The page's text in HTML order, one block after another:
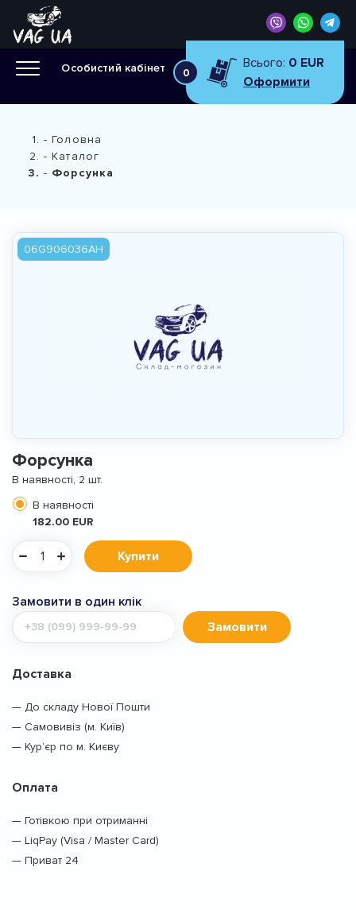
Особистий кабінет 0
Всього: 0 EUR
Оформити
Головна
Каталог
Форсунка
06G906036AH
Форсунка
В наявності, 2 шт.
В наявності
182.00 EUR
Купити
Замовити в один клік
Мобільний
телефон
Замовити
Доставка
— До складу Нової Пошти
— Самовивіз (м. Київ)
— Кур’єр по м. Києву
Оплата
— Готівкою при отриманні
— LiqPay (Visa / Master Card)
— Приват 24